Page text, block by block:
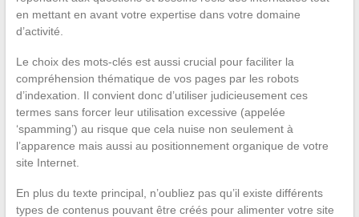
en mettant en avant votre expertise dans votre domaine
d’activité.
Le choix des mots-clés est aussi crucial pour faciliter la
compréhension thématique de vos pages par les robots
d’indexation. Il convient donc d’utiliser judicieusement ces
termes sans forcer leur utilisation excessive (appelée
‘spamming’) au risque que cela nuise non seulement à
l’apparence mais aussi au positionnement organique de votre
site Internet.
En plus du texte principal, n’oubliez pas qu’il existe différents
types de contenus pouvant être créés pour alimenter votre site